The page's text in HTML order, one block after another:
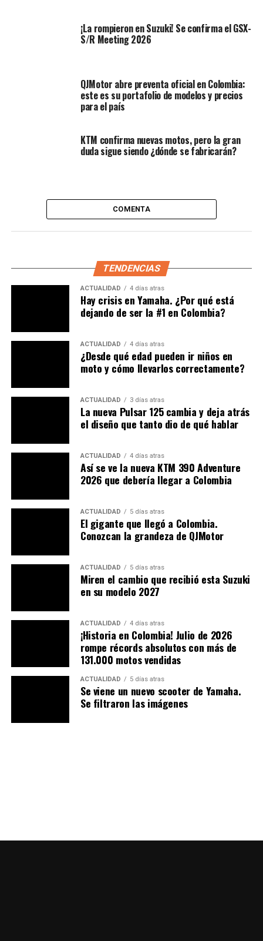
¡La rompieron en Suzuki! Se confirma el GSX-
S/R Meeting 2026
QJMotor abre preventa oficial en Colombia:
este es su portafolio de modelos y precios
para el país
KTM confirma nuevas motos, pero la gran
duda sigue siendo ¿dónde se fabricarán?
COMENTA
TENDENCIAS
ACTUALIDAD 4 días atras
Hay crisis en Yamaha. ¿Por qué está
dejando de ser la #1 en Colombia?
ACTUALIDAD 4 días atras
¿Desde qué edad pueden ir niños en
moto y cómo llevarlos correctamente?
ACTUALIDAD 3 días atras
La nueva Pulsar 125 cambia y deja atrás
el diseño que tanto dio de qué hablar
ACTUALIDAD 4 días atras
Así se ve la nueva KTM 390 Adventure
2026 que debería llegar a Colombia
ACTUALIDAD 5 días atras
El gigante que llegó a Colombia.
Conozcan la grandeza de QJMotor
ACTUALIDAD 5 días atras
Miren el cambio que recibió esta Suzuki
en su modelo 2027
ACTUALIDAD 4 días atras
¡Historia en Colombia! Julio de 2026
rompe récords absolutos con más de
131.000 motos vendidas
ACTUALIDAD 5 días atras
Se viene un nuevo scooter de Yamaha.
Se filtraron las imágenes